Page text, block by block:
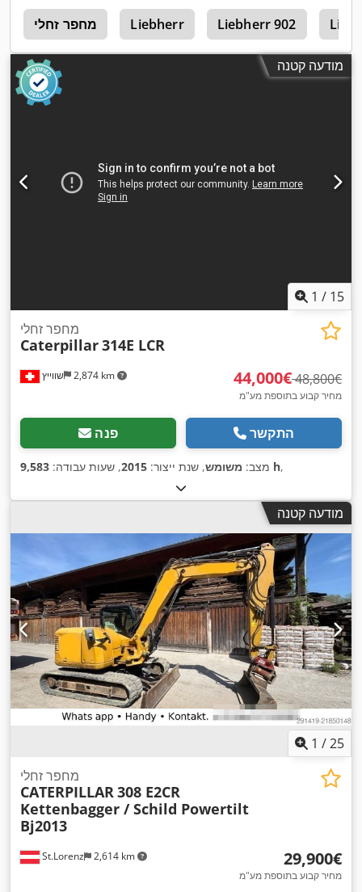
מחפר זחלי Liebherr Liebherr 902
מודעה קטנה
1 / 15
שווייץ 2,874 km
מחפר זחלי
Caterpillar314E LCR
‏44,000 ‏€ ‏48,800 ‏€
מחיר קבוע בתוספת מע"מ
פנה התקשר
מצב: משומש, שנת ייצור: 2015, שעות עבודה: 9,583 h,
מודעה קטנה
1 /25
St.Lorenz 2,614 km
מחפר זחלי
CATERPILLAR308 E2CR
Kettenbagger / Schild Powertilt
Bj2013
‏29,900 ‏€
מחיר קבוע בתוספת מע"מ